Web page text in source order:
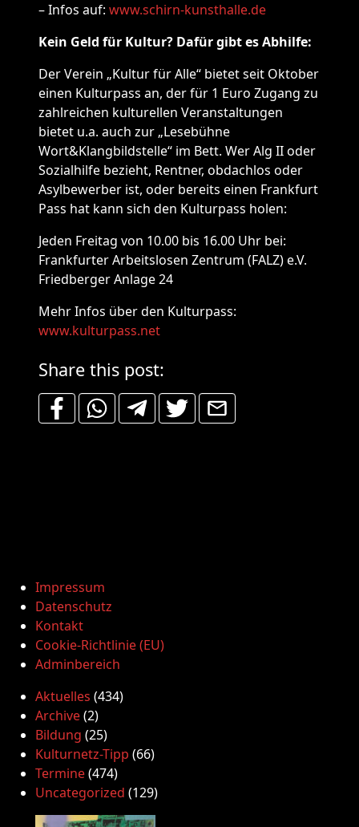
– Infos auf: www.schirn-kunsthalle.de
Kein Geld für Kultur? Dafür gibt es Abhilfe:
Der Verein „Kultur für Alle“ bietet seit Oktober
einen Kulturpass an, der für 1 Euro Zugang zu
zahlreichen kulturellen Veranstaltungen
bietet u.a. auch zur „Lesebühne
Wort&Klangbildstelle“ im Bett. Wer Alg II oder
Sozialhilfe bezieht, Rentner, obdachlos oder
Asylbewerber ist, oder bereits einen Frankfurt
Pass hat kann sich den Kulturpass holen:
Jeden Freitag von 10.00 bis 16.00 Uhr bei:
Frankfurter Arbeitslosen Zentrum (FALZ) e.V.
Friedberger Anlage 24
Mehr Infos über den Kulturpass:
www.kulturpass.net
Share this post:
Impressum
Datenschutz
Kontakt
Cookie-Richtlinie (EU)
Adminbereich
Aktuelles (434)
Archive(2)
Bildung (25)
Kulturnetz-Tipp (66)
Termine(474)
Uncategorized (129)